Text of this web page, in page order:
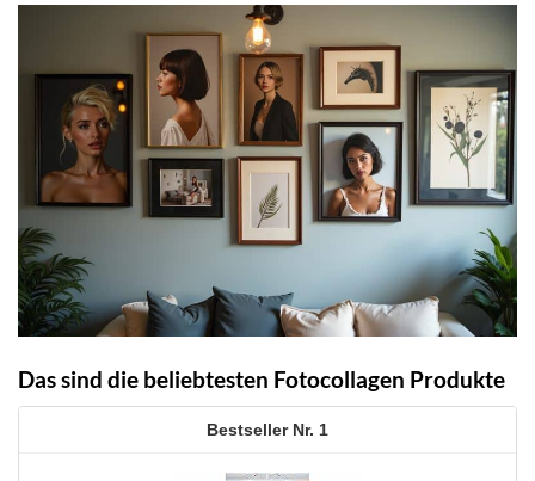
Das sind die beliebtesten Fotocollagen Produkte
1